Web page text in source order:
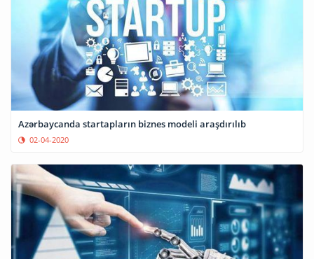
Azərbaycanda startapların biznes modeli araşdırılıb
02-04-2020